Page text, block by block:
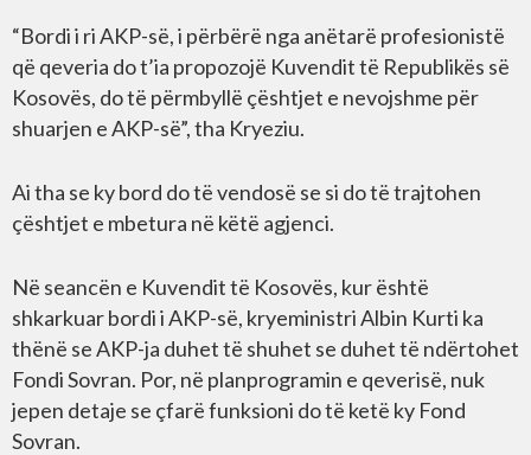
“Bordi i ri AKP-së, i përbërë nga anëtarë profesionistë
që qeveria do t’ia propozojë Kuvendit të Republikës së
Kosovës, do të përmbyllë çështjet e nevojshme për
shuarjen e AKP-së”, tha Kryeziu.
Ai tha se ky bord do të vendosë se si do të trajtohen
çështjet e mbetura në këtë agjenci.
Në seancën e Kuvendit të Kosovës, kur është
shkarkuar bordi i AKP-së, kryeministri Albin Kurti ka
thënë se AKP-ja duhet të shuhet se duhet të ndërtohet
Fondi Sovran. Por, në planprogramin e qeverisë, nuk
jepen detaje se çfarë funksioni do të ketë ky Fond
Sovran.